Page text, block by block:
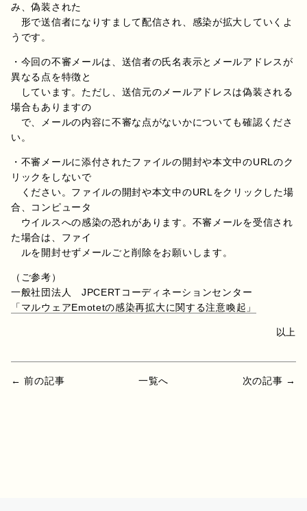
み、偽装された
形で送信者になりすまして配信され、感染が拡大していくよ
うです。
・今回の不審メールは、送信者の氏名表示とメールアドレスが
異なる点を特徴と
しています。ただし、送信元のメールアドレスは偽装される
場合もありますの
で、メールの内容に不審な点がないかについても確認くださ
い。
・不審メールに添付されたファイルの開封や本文中のURLのク
リックをしないで
ください。ファイルの開封や本文中のURLをクリックした場
合、コンピュータ
ウイルスへの感染の恐れがあります。不審メールを受信され
た場合は、ファイ
ルを開封せずメールごと削除をお願いします。
（ご参考）
一般社団法人 JPCERTコーディネーションセンター
「マルウェアEmotetの感染再拡大に関する注意喚起」
以上
← 前の記事 一覧へ 次の記事 →